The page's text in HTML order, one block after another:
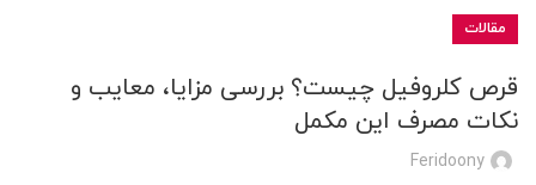
مقالات
قرص کلروفیل چیست؟ بررسی مزایا، معایب و
نکات مصرف این مکمل
Feridoony